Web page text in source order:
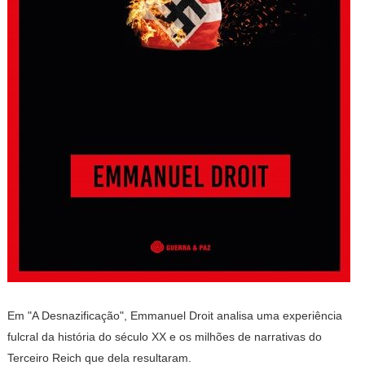
Em "A Desnazificação", Emmanuel Droit analisa uma experiência
fulcral da história do século XX e os milhões de narrativas do
Terceiro Reich que dela resultaram.